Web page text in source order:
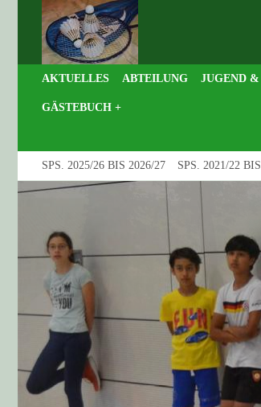
AKTUELLES ABTEILUNG JUGEND
GÄSTEBUCH +
SPS. 2025/26 BIS 2026/27 SPS. 2021/22